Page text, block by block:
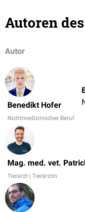
Autoren
Autor
Benedikt Hofer
Nichtmedizinischer Beruf
Mag. med. vet.
Tierarzt | Tierärztin